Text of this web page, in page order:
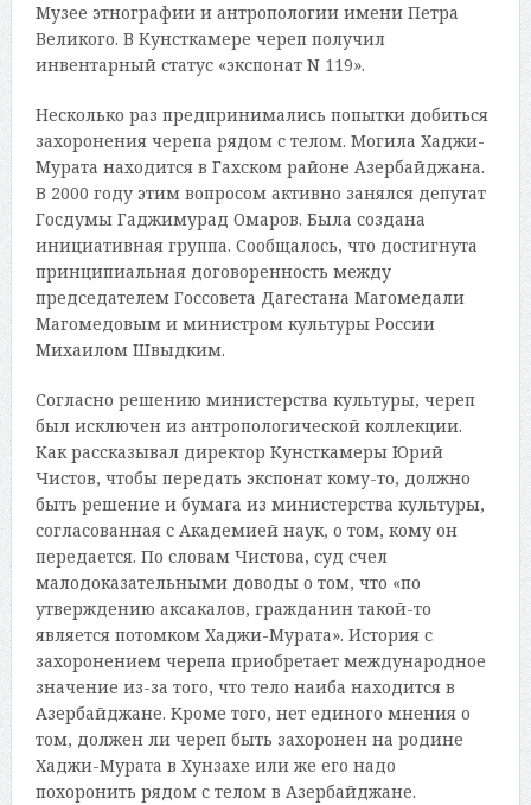
Музее этнографии и антропологии имени Петра
Великого. В Кунсткамере череп получил
инвентарный статус «экспонат N 119».
Несколько раз предпринимались попытки добиться
захоронения черепа рядом с телом. Могила Хаджи-
Мурата находится в Гахском районе Азербайджана.
В 2000 году этим вопросом активно занялся депутат
Госдумы Гаджимурад Омаров. Была создана
инициативная группа. Сообщалось, что достигнута
принципиальная договоренность между
председателем Госсовета Дагестана Магомедали
Магомедовым и министром культуры России
Михаилом Швыдким.
Согласно решению министерства культуры, череп
был исключен из антропологической коллекции.
Как рассказывал директор Кунсткамеры Юрий
Чистов, чтобы передать экспонат кому-то, должно
быть решение и бумага из министерства культуры,
согласованная с Академией наук, о том, кому он
передается. По словам Чистова, суд счел
малодоказательными доводы о том, что «по
утверждению аксакалов, гражданин такой-то
является потомком Хаджи-Мурата». История с
захоронением черепа приобретает международное
значение из-за того, что тело наиба находится в
Азербайджане. Кроме того, нет единого мнения о
том, должен ли череп быть захоронен на родине
Хаджи-Мурата в Хунзахе или же его надо
похоронить рядом с телом в Азербайджане.